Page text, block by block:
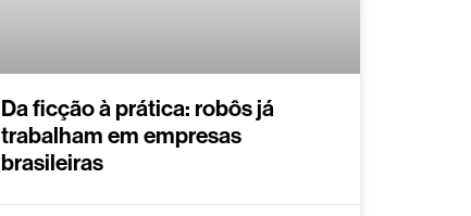
Da ficção à prática: robôs já
trabalham em empresas
brasileiras